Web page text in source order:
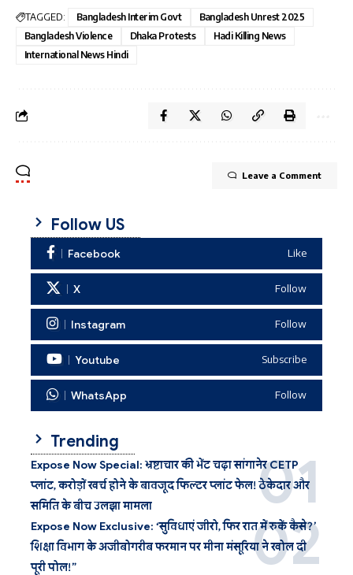
TAGGED: Bangladesh Interim Govt
Bangladesh Unrest 2025
Bangladesh Violence
Dhaka Protests
Hadi Killing News
International News Hindi
Leave a Comment
Follow US
Facebook Like
X Follow
Instagram Follow
Youtube Subscribe
WhatsApp Follow
Trending
Expose Now Special: भ्रष्टाचार की भेंट चढ़ा सांगानेर CETP
प्लांट, करोड़ों खर्च होने के बावजूद फिल्टर प्लांट फेल! ठेकेदार और
समिति के बीच उलझा मामला
Expose Now Exclusive: ‘सुविधाएं जीरो, फिर रात में रुकें कैसे?’
शिक्षा विभाग के अजीबोगरीब फरमान पर मीना मंसूरिया ने खोल दी
पूरी पोल!”